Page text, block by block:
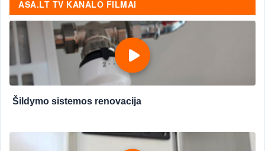
ASA.LT TV KANALO FILMAI
Šildymo sistemos renovacija